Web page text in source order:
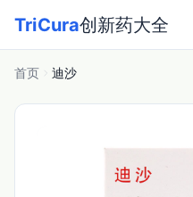
TriCura创新药大全
首页 迪沙